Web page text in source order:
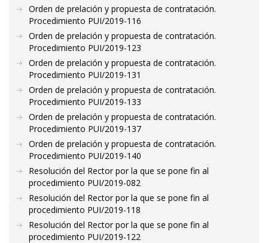
Orden de prelación y propuesta de contratación.
Procedimiento PUI/2019-116
Orden de prelación y propuesta de contratación.
Procedimiento PUI/2019-123
Orden de prelación y propuesta de contratación.
Procedimiento PUI/2019-131
Orden de prelación y propuesta de contratación.
Procedimiento PUI/2019-133
Orden de prelación y propuesta de contratación.
Procedimiento PUI/2019-137
Orden de prelación y propuesta de contratación.
Procedimiento PUI/2019-140
Resolución del Rector por la que se pone fin al
procedimiento PUI/2019-082
Resolución del Rector por la que se pone fin al
procedimiento PUI/2019-118
Resolución del Rector por la que se pone fin al
procedimiento PUI/2019-122